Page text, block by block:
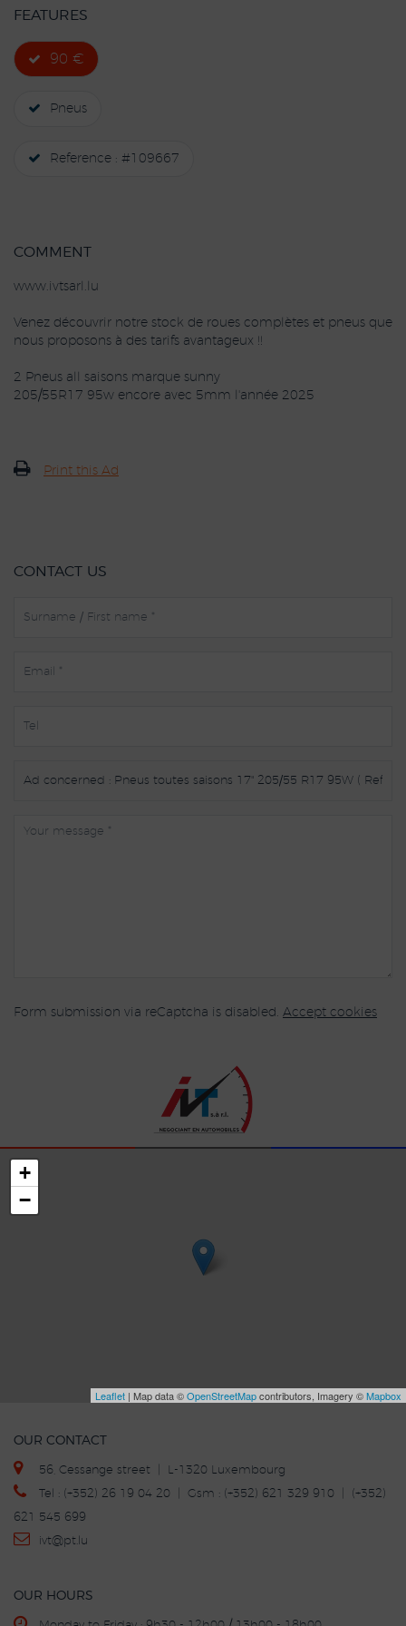
FEATURES
90 €
Pneus
Reference : #109667
COMMENT
www.ivtsarl.lu
Venez découvrir notre stock de roues complètes et pneus que
nous proposons à des tarifs avantageux !!
2 Pneus all saisons marque sunny
205/55R17 95w encore avec 5mm l'année 2025
Print this Ad
CONTACT US
Form submission via reCaptcha is disabled. Accept cookies
+
−
Leaflet | Map data ©OpenStreetMapcontributors, Imagery ©Mapbox
OUR CONTACT
56, Cessange street | L-1320 Luxembourg
Tel : (+352) 26 19 04 20 | Gsm : (+352) 621 329 910 | (+352)
621 545 699
ivt@pt.lu
OUR HOURS